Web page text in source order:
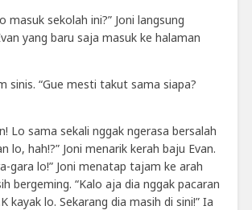
masuk sekolah ini?” Joni langsung
yang baru saja masuk ke halaman
sinis. “Gue mesti takut sama siapa?
Lo sama sekali nggak ngerasa bersalah
lo, hah!?” Joni menarik kerah baju Evan.
gara lo!” Joni menatap tajam ke arah
bergeming. “Kalo aja dia nggak pacaran
kayak lo. Sekarang dia masih di sini!” Ia